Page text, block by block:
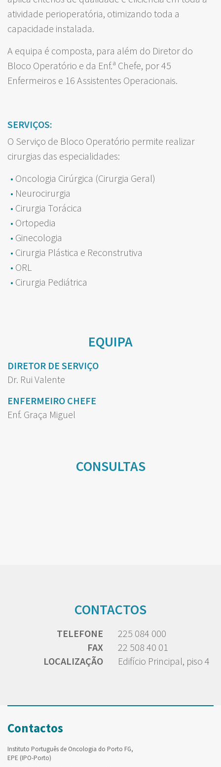
atividade perioperatória, otimizando toda a
capacidade instalada.
A equipa é composta, para além do Diretor do
Bloco Operatório e da Enf.ª Chefe, por 45
Enfermeiros e 16 Assistentes Operacionais.
SERVIÇOS:
O Serviço de Bloco Operatório permite realizar
cirurgias das especialidades:
Oncologia Cirúrgica (Cirurgia Geral)
Neurocirurgia
Cirurgia Torácica
Ortopedia
Ginecologia
Cirurgia Plástica e Reconstrutiva
ORL
Cirurgia Pediátrica
EQUIPA
DIRETOR DE SERVIÇO
Dr. Rui Valente
ENFERMEIRO CHEFE
Enf. Graça Miguel
CONSULTAS
CONTACTOS
TELEFONE
225 084 000
FAX
22 508 40 01
LOCALIZAÇÃO
Edifício Principal, piso 4
Contactos
Instituto Português de Oncologia do Porto FG,
EPE (IPO-Porto)